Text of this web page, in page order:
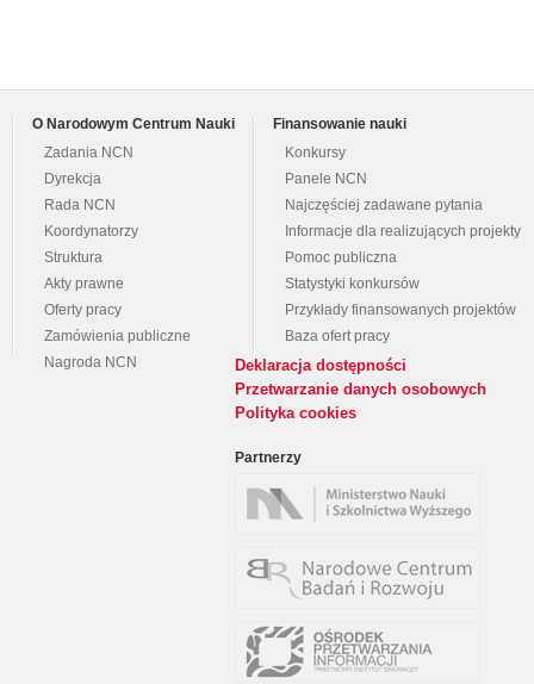
O Narodowym Centrum Nauki
Zadania NCN
Dyrekcja
Rada NCN
Koordynatorzy
Struktura
Akty prawne
Oferty pracy
Zamówienia publiczne
Nagroda NCN
Finansowanie nauki
Konkursy
Panele NCN
Najczęściej zadawane pytania
Informacje dla realizujących projekty
Pomoc publiczna
Statystyki konkursów
Przykłady finansowanych projektów
Baza ofert pracy
Deklaracja dostępności
Przetwarzanie danych osobowych
Polityka cookies
Partnerzy